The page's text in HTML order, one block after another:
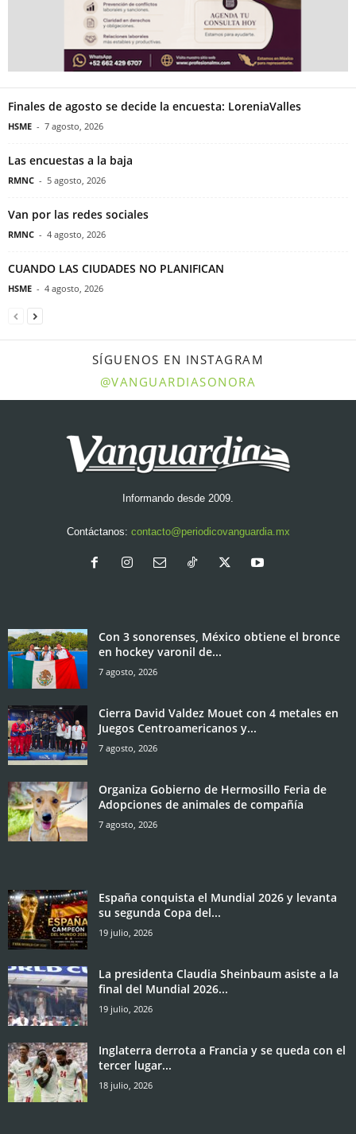
Finales de agosto se decide la encuesta: LoreniaValles
HSME - 7 agosto, 2026
Las encuestas a la baja
RMNC - 5 agosto, 2026
Van por las redes sociales
RMNC - 4 agosto, 2026
CUANDO LAS CIUDADES NO PLANIFICAN
HSME - 4 agosto, 2026
SÍGUENOS EN INSTAGRAM
@VANGUARDIASONORA
Informando desde 2009.
Contáctanos: contacto@periodicovanguardia.mx
Con 3 sonorenses, México obtiene el bronce
en hockey varonil de...
7 agosto, 2026
Cierra David Valdez Mouet con 4 metales en
Juegos Centroamericanos y...
7 agosto, 2026
Organiza Gobierno de Hermosillo Feria de
Adopciones de animales de compañía
7 agosto, 2026
España conquista el Mundial 2026 y levanta
su segunda Copa del...
19 julio, 2026
La presidenta Claudia Sheinbaum asiste a la
final del Mundial 2026...
19 julio, 2026
Inglaterra derrota a Francia y se queda con el
tercer lugar...
18 julio, 2026